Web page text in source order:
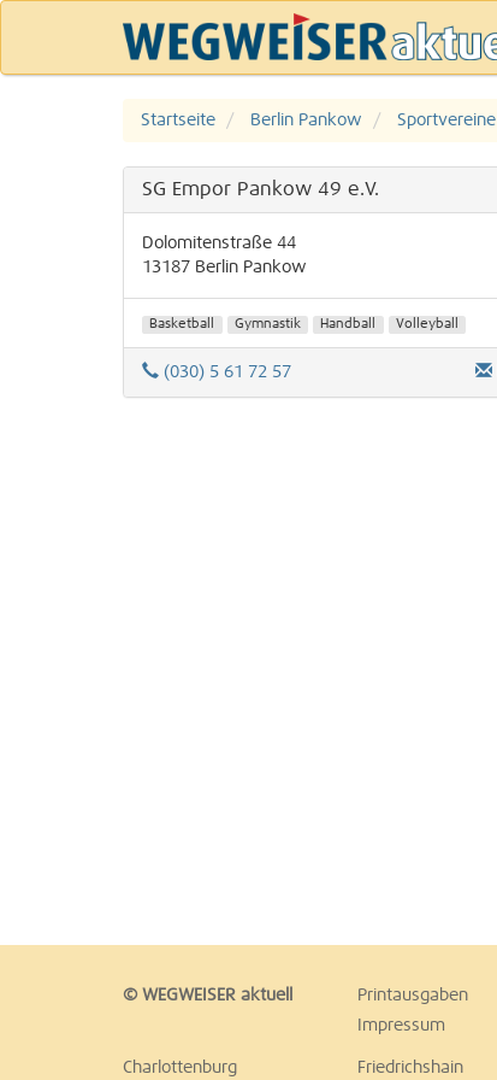
Startseite Berlin Pankow Sportvereine
SG Empor Pankow 49 e.V.
Dolomitenstraße 44
13187 Berlin Pankow
Basketball Gymnastik Handball Volleyball
(030) 5 61 72 57
© WEGWEISER aktuell Printausgaben
Impressum
Charlottenburg Friedrichshain